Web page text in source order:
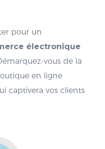
pour un
électronique
vous de la
en ligne
captivera vos clients